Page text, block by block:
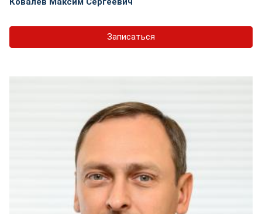
Записаться